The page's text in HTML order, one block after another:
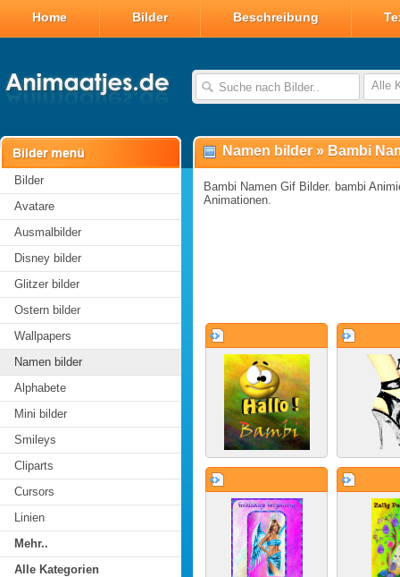
Home Bilder Beschreibung
Alle
Bilder
Avatare
Ausmalbilder
Disney bilder
Glitzer bilder
Ostern bilder
Wallpapers
Namen bilder
Alphabete
Mini bilder
Smileys
Cliparts
Cursors
Linien
Mehr..
Alle Kategorien
Namen bilder » Bambi
Bambi Namen Gif Bilder. bambi
Animationen.